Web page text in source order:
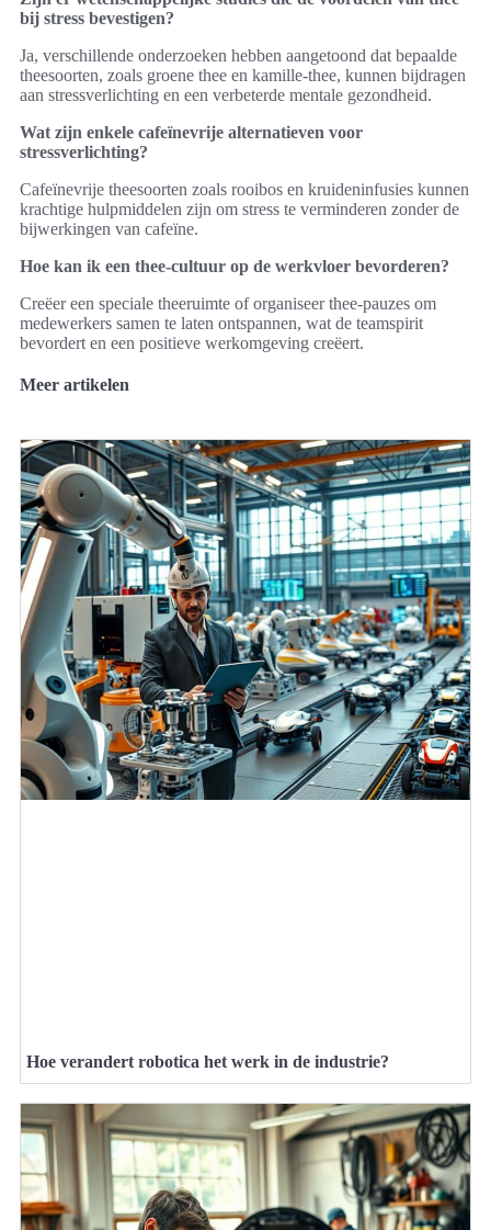
bij stress bevestigen?
Ja, verschillende onderzoeken hebben aangetoond dat bepaalde
theesoorten, zoals groene thee en kamille-thee, kunnen bijdragen
aan stressverlichting en een verbeterde mentale gezondheid.
Wat zijn enkele cafeïnevrije alternatieven voor
stressverlichting?
Cafeïnevrije theesoorten zoals rooibos en kruideninfusies kunnen
krachtige hulpmiddelen zijn om stress te verminderen zonder de
bijwerkingen van cafeïne.
Hoe kan ik een thee-cultuur op de werkvloer bevorderen?
Creëer een speciale theeruimte of organiseer thee-pauzes om
medewerkers samen te laten ontspannen, wat de teamspirit
bevordert en een positieve werkomgeving creëert.
Meer artikelen
Hoe verandert robotica het werk in de industrie?